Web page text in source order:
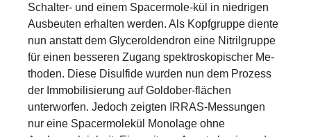
Schalter- und einem Spacermole-kül in niedrigen
Ausbeuten erhalten werden. Als Kopfgruppe diente
nun anstatt dem Glyceroldendron eine Nitrilgruppe
für einen besseren Zugang spektroskopischer Me-
thoden. Diese Disulfide wurden nun dem Prozess
der Immobilisierung auf Goldober-flächen
unterworfen. Jedoch zeigten IRRAS-Messungen
nur eine Spacermolekül Monolage ohne